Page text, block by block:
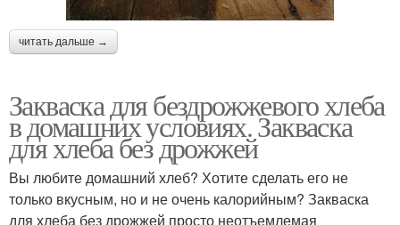
читать дальше →
Закваска для бездрожжевого хлеба
в домашних условиях. Закваска
для хлеба без дрожжей
Вы любите домашний хлеб? Хотите сделать его не
только вкусным, но и не очень калорийным? Закваска
для хлеба без дрожжей просто неотъемлемая